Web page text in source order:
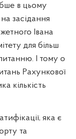
в цьому
засідання
Івана
для більш
І тому о
Рахункової
кількість
яка є
та